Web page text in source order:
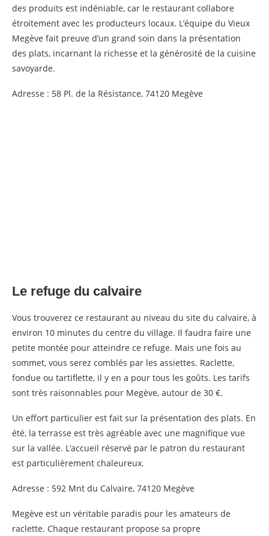
des produits est indéniable, car le restaurant collabore
étroitement avec les producteurs locaux. L’équipe du Vieux
Megève fait preuve d’un grand soin dans la présentation
des plats, incarnant la richesse et la générosité de la cuisine
savoyarde.
Adresse : 58 Pl. de la Résistance, 74120 Megève
Le refuge du calvaire
Vous trouverez ce restaurant au niveau du site du calvaire, à
environ 10 minutes du centre du village. Il faudra faire une
petite montée pour atteindre ce refuge. Mais une fois au
sommet, vous serez comblés par les assiettes. Raclette,
fondue ou tartiflette, il y en a pour tous les goûts. Les tarifs
sont très raisonnables pour Megève, autour de 30 €.
Un effort particulier est fait sur la présentation des plats. En
été, la terrasse est très agréable avec une magnifique vue
sur la vallée. L’accueil réservé par le patron du restaurant
est particulièrement chaleureux.
Adresse : 592 Mnt du Calvaire, 74120 Megève
Megève est un véritable paradis pour les amateurs de
raclette. Chaque restaurant propose sa propre